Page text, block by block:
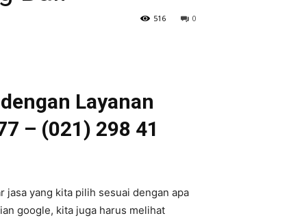
0
516
Layanan
– (021) 298 41
jasa yang kita pilih sesuai dengan apa
google, kita juga harus melihat